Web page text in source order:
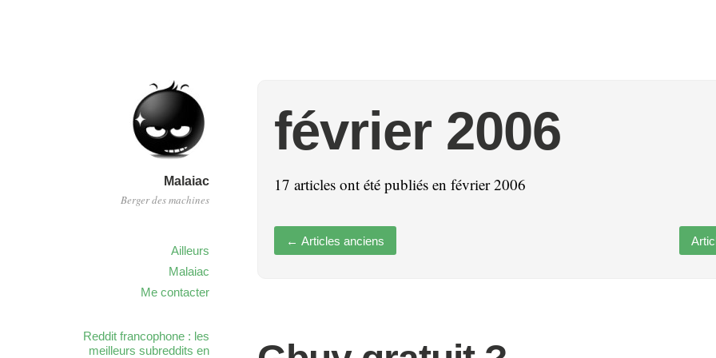
Malaiac
Berger des machines
Ailleurs
Malaiac
Me contacter
février 2006
17 articles ont été publiés en février 2006
← Articles anciens
Reddit francophone : les
meilleurs subreddits en